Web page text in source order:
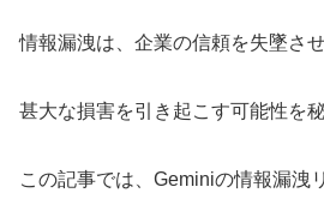
情報漏洩は、企業の信頼を失墜させ
甚大な損害を引き起こす可能性を
この記事では、Geminiの情報漏洩